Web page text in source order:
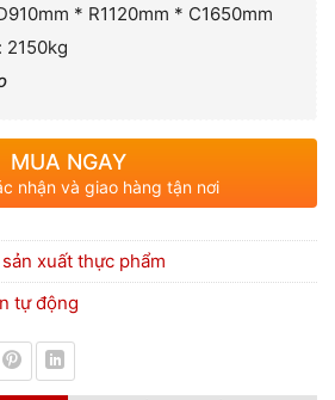
* R1120mm * C1650mm
2150kg
MUA NGAY
nhận và giao hàng tận nơi
xuất thực phẩm
tự động